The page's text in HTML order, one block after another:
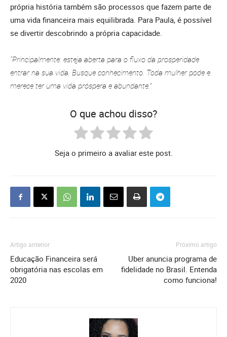
própria história também são processos que fazem parte de
uma vida financeira mais equilibrada. Para Paula, é possível
se divertir descobrindo a própria capacidade.
“Principalmente: esteja aberta para o fluxo da prosperidade
entrar na sua vida. Busque conhecimento. Toda mulher pode e
merece ter uma vida próspera e abundante.”
O que achou disso?
Seja o primeiro a avaliar este post.
Artigo anterior
Educação Financeira será
obrigatória nas escolas em
2020
Próximo artigo
Uber anuncia programa de
fidelidade no Brasil. Entenda
como funciona!